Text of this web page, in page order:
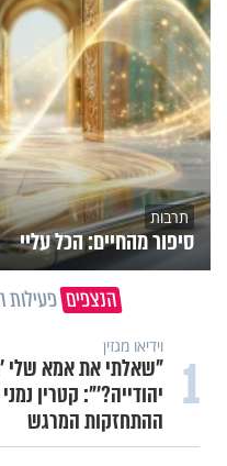
תרבות
סיפור מהחיים: הכל עליי
הנצפים פעילות
1 וידיאו מגזין
"שאלתי את אמא שלי
יהודייה?'": קטרין
ההתחזקות המרגש